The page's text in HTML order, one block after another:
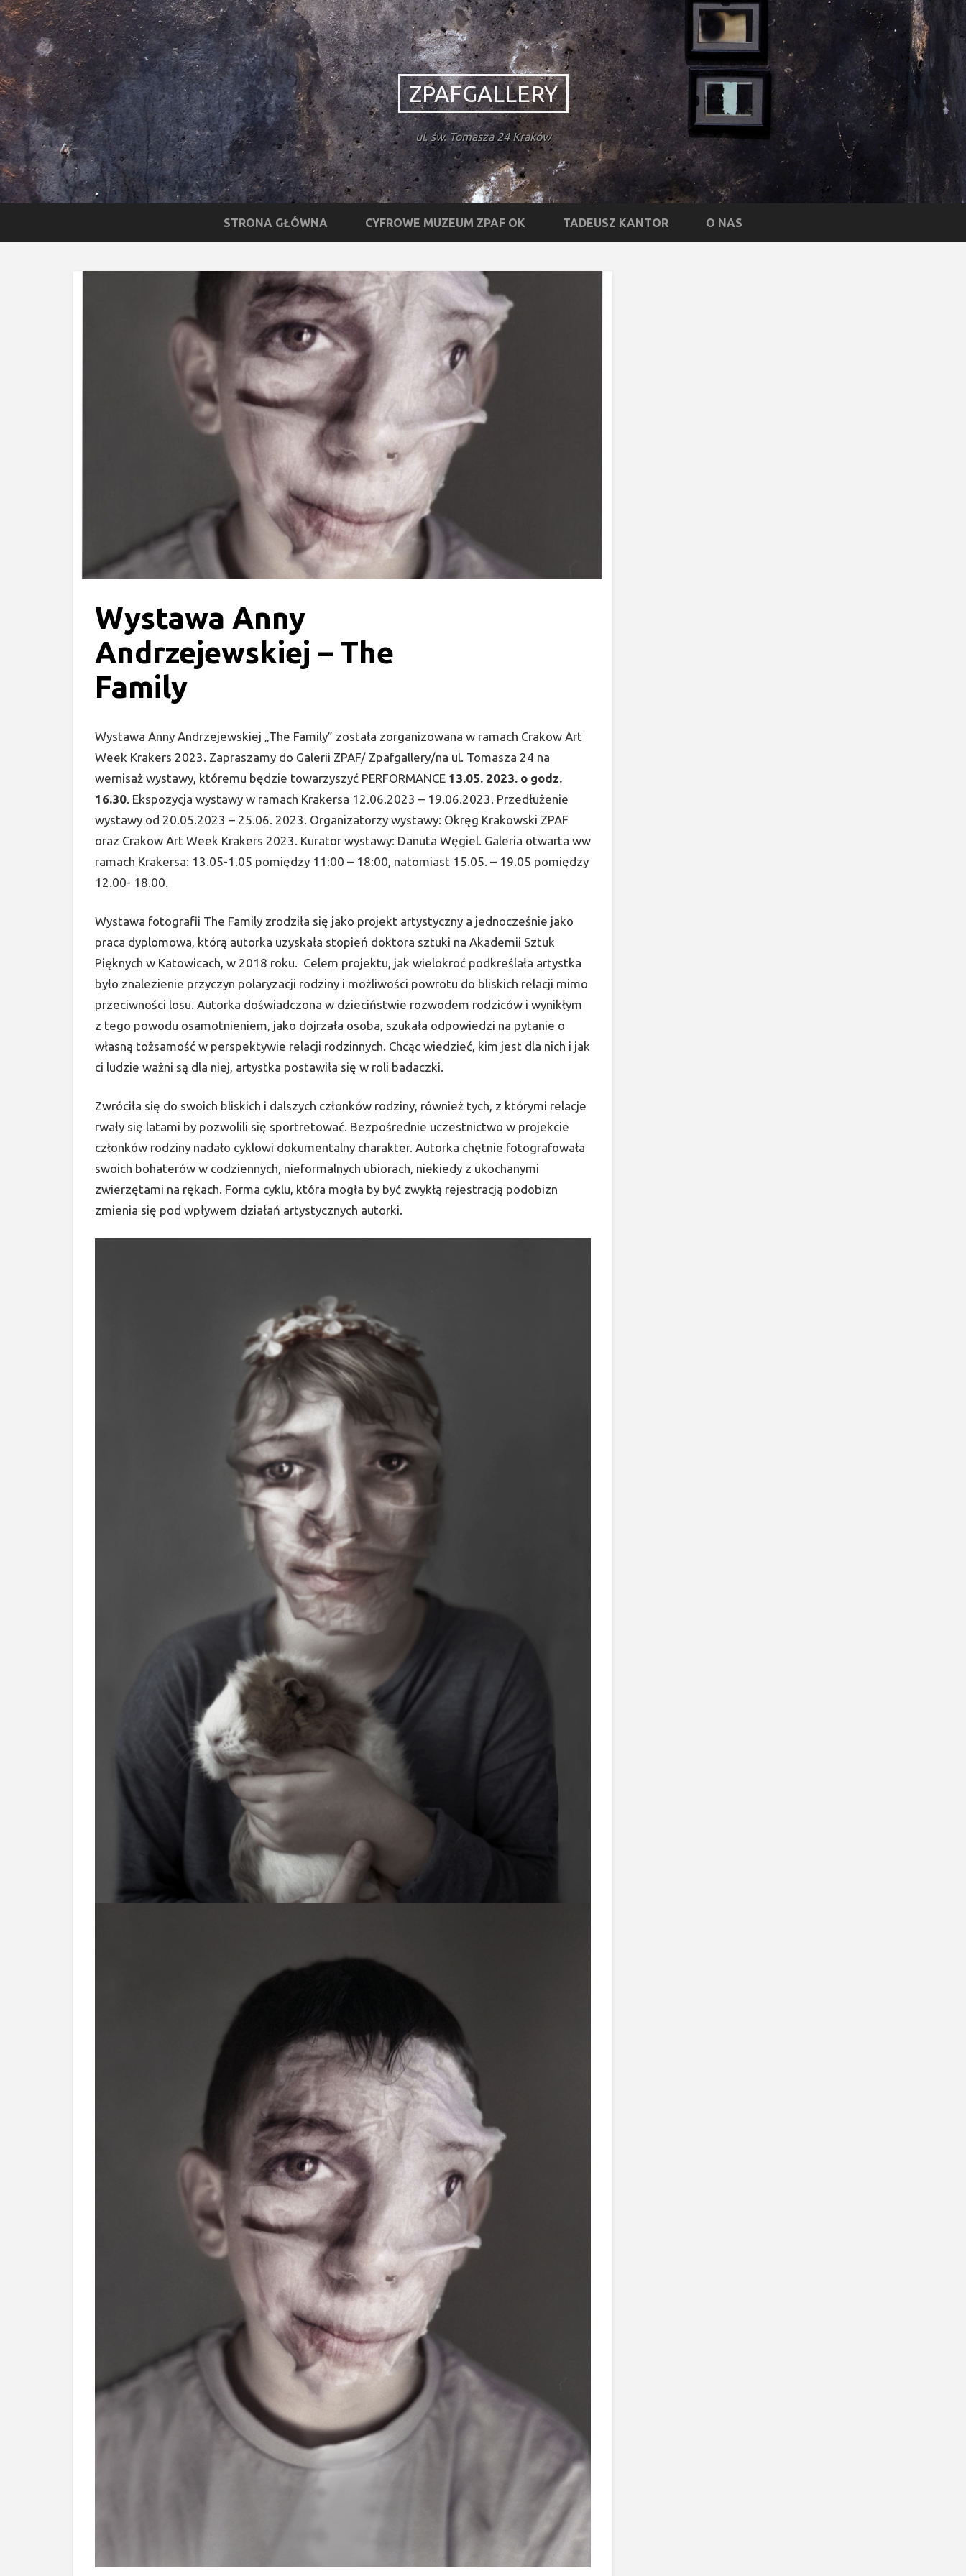
ZPAFGALLERY
ul. św. Tomasza 24 Kraków
STRONA GŁÓWNA CYFROWE MUZEUM ZPAF OK TADEUSZ KANTOR O NAS
Wystawa Anny
Andrzejewskiej – The
Family
Wystawa Anny Andrzejewskiej „The Family” została zorganizowana w ramach Crakow Art
Week Krakers 2023. Zapraszamy do Galerii ZPAF/ Zpafgallery/na ul. Tomasza 24 na
wernisaż wystawy, któremu będzie towarzyszyć PERFORMANCE 13.05. 2023. o godz.
16.30. Ekspozycja wystawy w ramach Krakersa 12.06.2023 – 19.06.2023. Przedłużenie
wystawy od 20.05.2023 – 25.06. 2023. Organizatorzy wystawy: Okręg Krakowski ZPAF
oraz Crakow Art Week Krakers 2023. Kurator wystawy: Danuta Węgiel. Galeria otwarta ww
ramach Krakersa: 13.05-1.05 pomiędzy 11:00 – 18:00, natomiast 15.05. – 19.05 pomiędzy
12.00- 18.00.
Wystawa fotografii The Family zrodziła się jako projekt artystyczny a jednocześnie jako
praca dyplomowa, którą autorka uzyskała stopień doktora sztuki na Akademii Sztuk
Pięknych w Katowicach, w 2018 roku. Celem projektu, jak wielokroć podkreślała artystka
było znalezienie przyczyn polaryzacji rodziny i możliwości powrotu do bliskich relacji mimo
przeciwności losu. Autorka doświadczona w dzieciństwie rozwodem rodziców i wynikłym
z tego powodu osamotnieniem, jako dojrzała osoba, szukała odpowiedzi na pytanie o
własną tożsamość w perspektywie relacji rodzinnych. Chcąc wiedzieć, kim jest dla nich i jak
ci ludzie ważni są dla niej, artystka postawiła się w roli badaczki.
Zwróciła się do swoich bliskich i dalszych członków rodziny, również tych, z którymi relacje
rwały się latami by pozwolili się sportretować. Bezpośrednie uczestnictwo w projekcie
członków rodziny nadało cyklowi dokumentalny charakter. Autorka chętnie fotografowała
swoich bohaterów w codziennych, nieformalnych ubiorach, niekiedy z ukochanymi
zwierzętami na rękach. Forma cyklu, która mogła by być zwykłą rejestracją podobizn
zmienia się pod wpływem działań artystycznych autorki.